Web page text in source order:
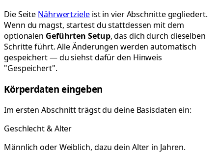
Die Seite Nährwertzieleist in vier Abschnitte gegliedert.
Wenn du magst, startest du stattdessen mit dem
optionalen Geführten Setup, das dich durch dieselben
Schritte führt. Alle Änderungen werden automatisch
gespeichert — du siehst dafür den Hinweis
"Gespeichert".
Körperdaten eingeben
Im ersten Abschnitt trägst du deine Basisdaten ein:
Geschlecht & Alter
Männlich oder Weiblich, dazu dein Alter in Jahren.